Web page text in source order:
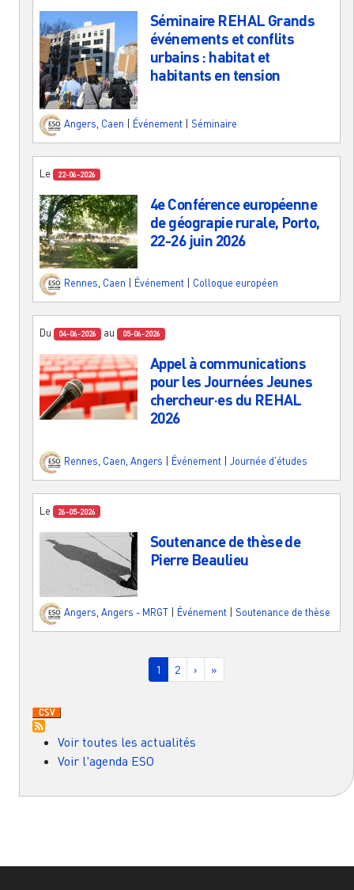
Séminaire REHAL Grands
événements et conflits
urbains : habitat et
habitants en tension
Angers Caen Événement Séminaire
Le 22-06-2026
4e Conférence européenne
de géograpie rurale, Porto,
22-26 juin 2026
Rennes, Caen Événement Colloque européen
Du 04-06-2026 au 05-06-2026
Appel à communications
pour les Journées Jeunes
chercheur·es du REHAL
2026
Rennes Caen Angers Événement Journée d'études
Le 26-05-2026
Soutenance de thèse de
Pierre Beaulieu
Angers Angers - MRGT Événement Soutenance de thèse
Page courante
1 Page
2 Page suivante
› Dernière page
»
Voir toutes les actualités
Voir l'agenda ESO